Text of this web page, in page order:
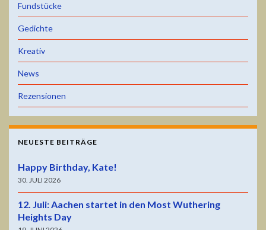
Fundstücke
Gedichte
Kreativ
News
Rezensionen
NEUESTE BEITRÄGE
Happy Birthday, Kate!
30. JULI 2026
12. Juli: Aachen startet in den Most Wuthering
Heights Day